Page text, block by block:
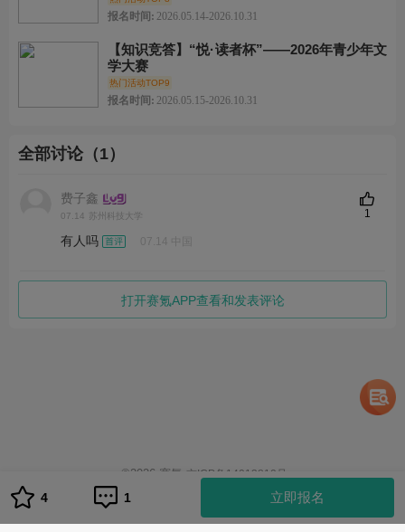
报名时间: 2026.05.14-2026.10.31
【知识竞答】“悦·读者杯”——2026年青少年文
学大赛
热门活动TOP9
报名时间: 2026.05.15-2026.10.31
全部讨论（1）
费子鑫
07.14 苏州科技大学
有人吗 07.14 中国
1
打开赛氪APP查看和发表评论
4 1 立即报名
©2026 赛氪 京ICP备14013810号